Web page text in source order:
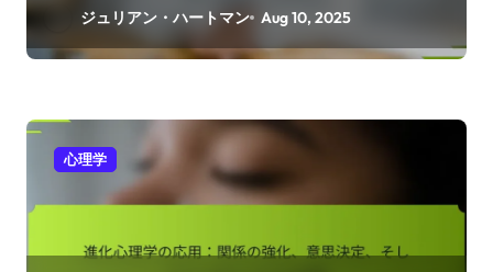
ジュリアン・ハートマン Aug 10, 2025
心理学